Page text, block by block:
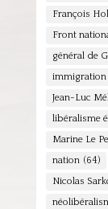
François
Front
général de
immigration
Jean-Luc
libéralisme
Marine Le
nation (64)
Nicolas